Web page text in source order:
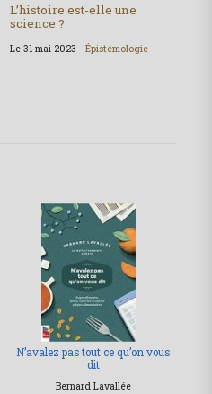
L’histoire est-elle une
science ?
Le 31 mai 2023 - Épistémologie
N’avalez pas tout ce qu’on vous
dit
Bernard Lavallée